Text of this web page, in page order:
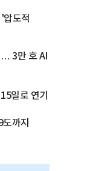
압도적
… 3만 호 AI
일로 연기
까지